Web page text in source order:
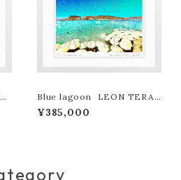
Blue lagoon LEON TERAS
HIMA版画作品77作限定（オン
ライン限定特典付き作品〉
¥385,000